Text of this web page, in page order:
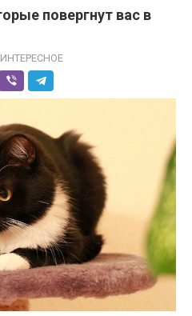
повергнут вас в
ИНТЕРЕСНОЕ